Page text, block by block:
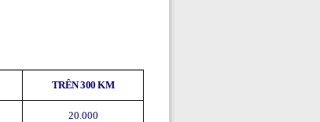
TRÊN 300 KM
20.000